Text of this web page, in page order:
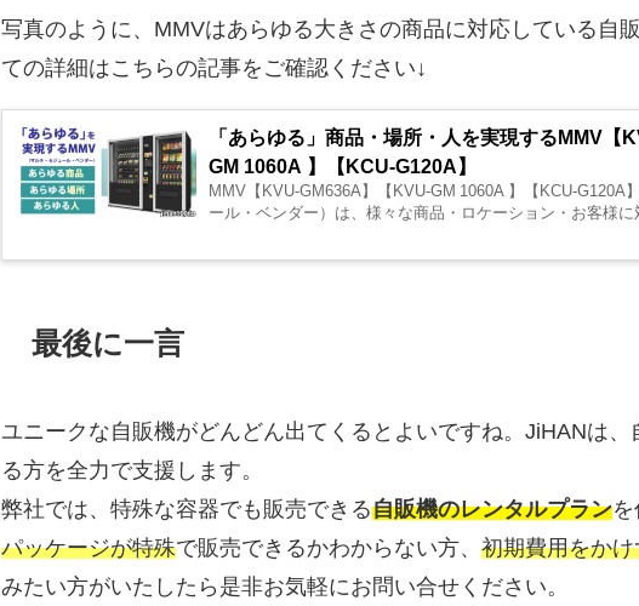
写真のように、MMVはあらゆる大きさの商品に対応している自
ての詳細はこちらの記事をご確認ください↓
「あらゆる」商品・場所・人を実現するMMV【
GM 1060A 】【KCU-G120A】
MMV【KVU-GM636A】【KVU-GM 1060A 】【KCU-G120A
ール・ベンダー）は、様々な商品・ロケーション・お客様に
最後に一言
ユニークな自販機がどんどん出てくるとよいですね。JiHANは、
る方を全力で支援します。
弊社では、特殊な容器でも販売できる自販機のレンタルプランを
パッケージが特殊で販売できるかわからない方、初期費用をかけ
みたい方がいたしたら是非お気軽にお問い合せください。